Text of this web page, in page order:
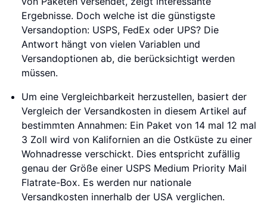
Ergebnisse. Doch welche ist die günstigste
Versandoption: USPS, FedEx oder UPS? Die
Antwort hängt von vielen Variablen und
Versandoptionen ab, die berücksichtigt werden
müssen.
Um eine Vergleichbarkeit herzustellen, basiert der
Vergleich der Versandkosten in diesem Artikel auf
bestimmten Annahmen: Ein Paket von 14 mal 12 mal
3 Zoll wird von Kalifornien an die Ostküste zu einer
Wohnadresse verschickt. Dies entspricht zufällig
genau der Größe einer USPS Medium Priority Mail
Flatrate-Box. Es werden nur nationale
Versandkosten innerhalb der USA verglichen.